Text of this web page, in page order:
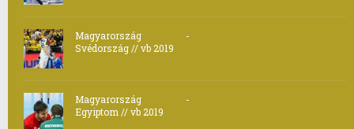
Magyarország -
Svédország // vb 2019
Magyarország -
Egyiptom // vb 2019